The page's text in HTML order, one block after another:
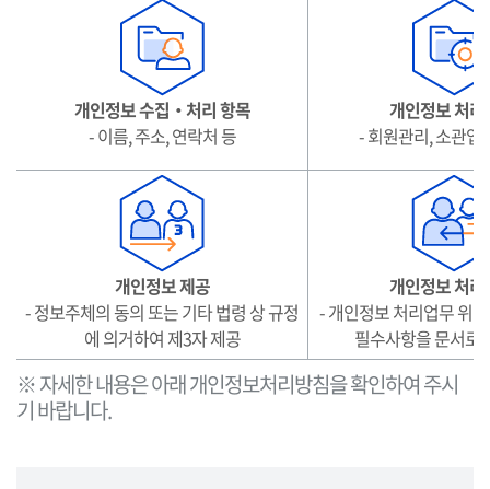
시
개인정보 수집‧처리 항목
- 이름, 주소, 연락처 등
개인정보 처리
- 회원관리, 소관업
개인정보 제공
- 정보주체의 동의 또는 기타 법령 상 규정
에 의거하여 제3자 제공
개인정보 처리
- 개인정보 처리업무 위
필수사항을 문서로
※ 자세한 내용은 아래 개인정보처리방침을 확인하여 주시
기 바랍니다.